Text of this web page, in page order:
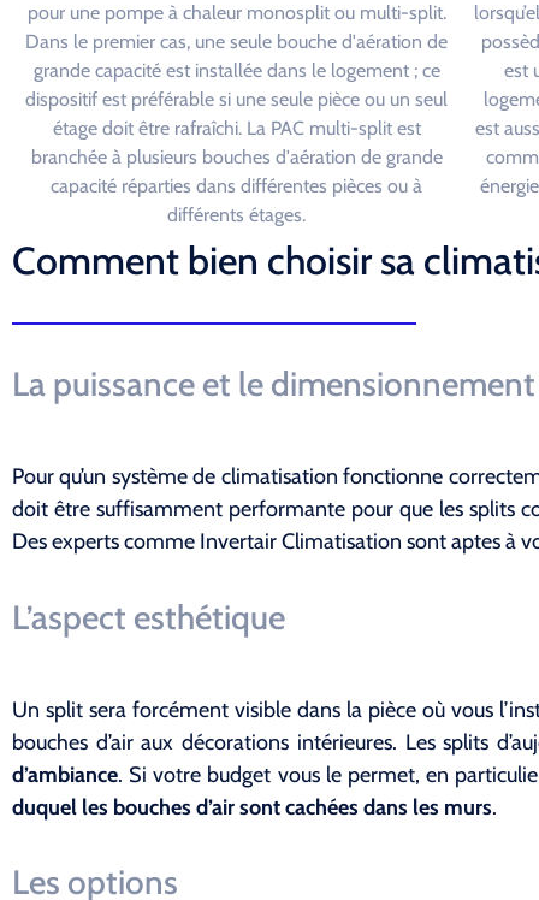
pour une pompe à chaleur monosplit ou multi-split.
Dans le premier cas, une seule bouche d'aération de
grande capacité est installée dans le logement ; ce
dispositif est préférable si une seule pièce ou un seul
étage doit être rafraîchi. La PAC multi-split est
branchée à plusieurs bouches d'aération de grande
capacité réparties dans différentes pièces ou à
différents étages.
est
est
Comment bien choisir sa
La puissance et le dimensionnement
Pour qu’un système de climatisation fonctionne
doit être suffisamment performante pour que les splits
Des experts comme Invertair Climatisation sont aptes à
L’aspect esthétique
Un split sera forcément visible dans la pièce où vous
bouches d’air aux décorations intérieures. Les splits
d’ambiance. Si votre budget vous le permet, en
duquel les bouches d’air sont cachées dans les murs.
Les options